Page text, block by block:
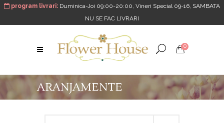
program livrari: Duminica-Joi 09:00-20:00, Vineri Special 09-16, SAMBATA
NU SE FAC LIVRARI
0
ARANJAMENTE